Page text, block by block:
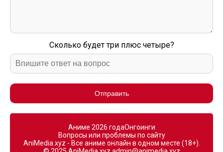
Сколько будет три плюс четыре?
Отправить
Аниме 2026 годаОнгоинги
Вопросы или проблемы по сайту
AniMedia.xyz - Все аниме онлайн в одном месте (18+).